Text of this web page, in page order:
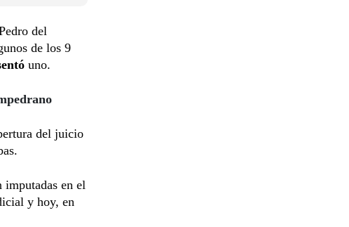
del
de los 9
uno.
del juicio
imputadas en el
y hoy, en